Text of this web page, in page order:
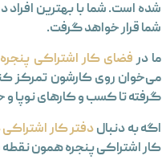
شده است. شما با بهترین
شما قرار خواهد گرفت.
ما درفضای کار اشتراکی پنجره
می‌خوان روی کارشون تمرکز
گرفته تا کسب‌ و کارهای نوپا و
اگه به دنبالدفتر کار
کار اشتراکی پنجرههمون نقطه